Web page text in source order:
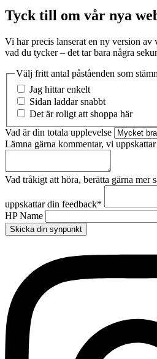
Tyck till om vår nya
Vi har precis lanserat en ny version av
vad du tycker – det tar bara några
Välj fritt antal påståenden som
Jag hittar enkelt
Sidan laddar snabbt
Det är roligt att shoppa här
Vad är din totala upplevelse
Lämna gärna kommentar, vi
Vad tråkigt att höra, berätta gärna mer
uppskattar din feedback*
HP Name
Skicka din synpunkt